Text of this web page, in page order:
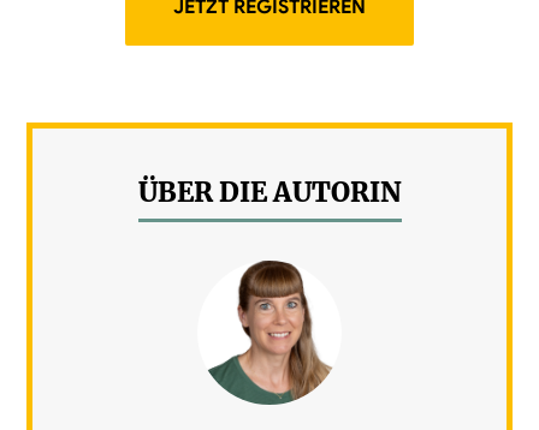
JETZT REGISTRIEREN
ÜBER DIE AUTORIN